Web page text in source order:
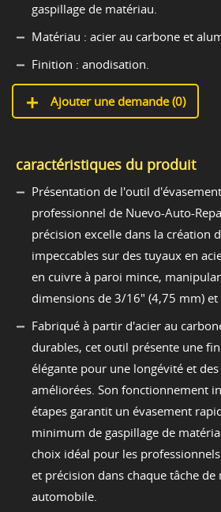
gaspillage de matériau.
Matériau : acier au carbone et
Finition : anodisation.
Ajouter une demande (0)
caractéristiques du produit
Présentation de l'outil
professionnel de Nuevo-Auto-
précision excelle dans la création
impeccables sur des tuyaux en
en cuivre à paroi mince,
dimensions de 3/16" (4,75 mm)
Fabriqué à partir d'acier au
durables, cet outil présente une
élégante pour une longévité et
améliorées. Son fonctionnement
étapes garantit un évasement
minimum de gaspillage de
choix idéal pour les
et précision dans chaque tâche de
automobile.